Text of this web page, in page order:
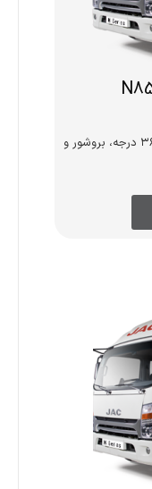
مشخصات فنی، ویدیو، تصاویر، نمای ۳۶۰ درجه، بروشور و